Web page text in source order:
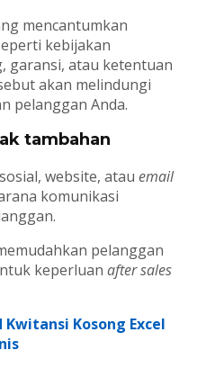
mencantumkan
kebijakan
garansi, atau ketentuan
akan melindungi
pelanggan Anda.
tambahan
website, atau email
komunikasi
pelanggan
keperluan after sales
Kwitansi Kosong Excel